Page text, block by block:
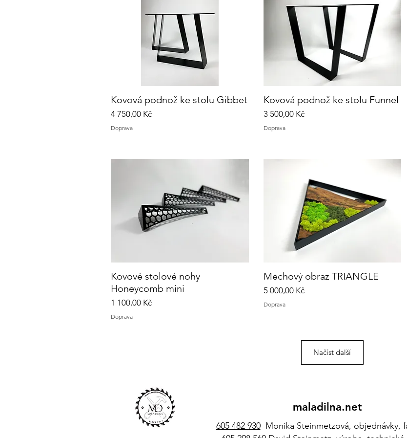
Rychlý náhled
Kovová podnož ke stolu Gibbet
Cena
4 750,00 Kč
Doprava
Rychlý náhled
Kovová podnož ke stolu Funnel
Cena
3 500,00 Kč
Doprava
Rychlý náhled
Kovové stolové nohy
Honeycomb mini
Cena
1 100,00 Kč
Doprava
Rychlý náhled
Mechový obraz TRIANGLE
Cena
5 000,00 Kč
Doprava
Načíst další
maladilna.net
605 482 930Monika Steinmetzová, objednávky,